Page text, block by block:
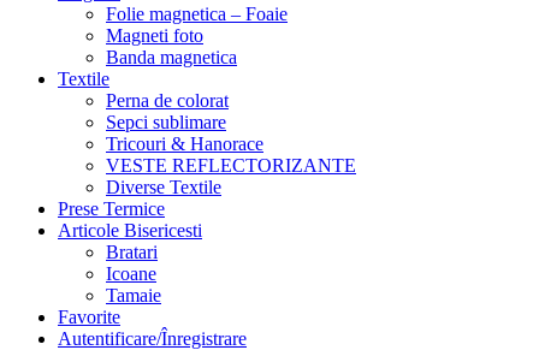
Folie magnetica – Foaie
Magneti foto
Banda magnetica
Textile
Perna de colorat
Sepci sublimare
Tricouri & Hanorace
VESTE REFLECTORIZANTE
Diverse Textile
Prese Termice
Articole Bisericesti
Bratari
Icoane
Tamaie
Favorite
Autentificare/Înregistrare